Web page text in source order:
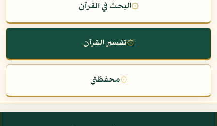
۞البحث في القرآن
۞تفسير القرآن
۞محفظتي